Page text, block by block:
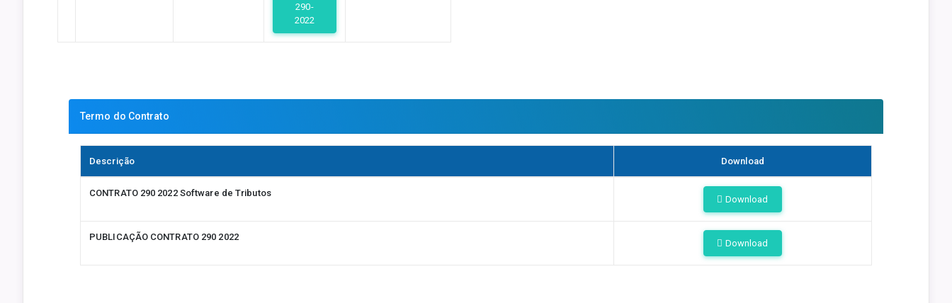
290-
2022
Termo do Contrato
Descrição Download
CONTRATO 290 2022 Software de Tributos
Download
PUBLICAÇÃO CONTRATO 290 2022
Download